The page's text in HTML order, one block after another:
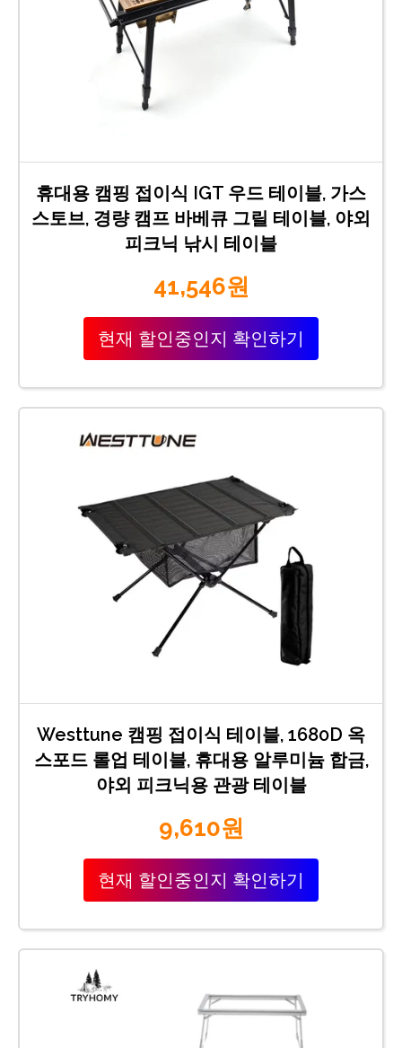
휴대용 캠핑 접이식 IGT 우드 테이블, 가스
스토브, 경량 캠프 바베큐 그릴 테이블, 야외
피크닉 낚시 테이블
41,546원
현재 할인중인지 확인하기
Westtune 캠핑 접이식 테이블, 1680D 옥
스포드 롤업 테이블, 휴대용 알루미늄 합금,
야외 피크닉용 관광 테이블
9,610원
현재 할인중인지 확인하기